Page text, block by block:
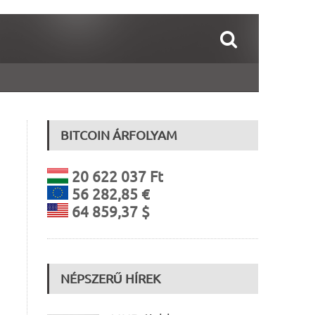
BITCOIN ÁRFOLYAM
20 622 037 Ft
56 282,85 €
64 859,37 $
NÉPSZERŰ HÍREK